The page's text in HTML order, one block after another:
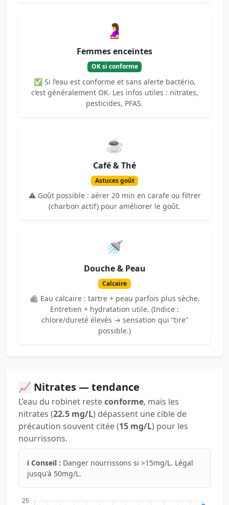
🤰
Femmes enceintes
OK si conforme
✅ Si l’eau est conforme et sans alerte bactério,
c’est généralement OK. Les infos utiles : nitrates,
pesticides, PFAS.
☕
Café & Thé
Astuces goût
⚠️ Goût possible : aérer 20 min en carafe ou filtrer
(charbon actif) pour améliorer le goût.
🚿
Douche & Peau
Calcaire
🪨 Eau calcaire : tartre + peau parfois plus sèche.
Entretien + hydratation utile. (Indice :
chlore/dureté élevés → sensation qui “tire”
possible.)
📈 Nitrates — tendance
L’eau du robinet resteconforme, mais les
nitrates (22.5 mg/L) dépassent une cible de
précaution souvent citée (15 mg/L) pour les
nourrissons.
ℹ️ Conseil : Danger nourrissons si >15mg/L. Légal
jusqu'à 50mg/L.